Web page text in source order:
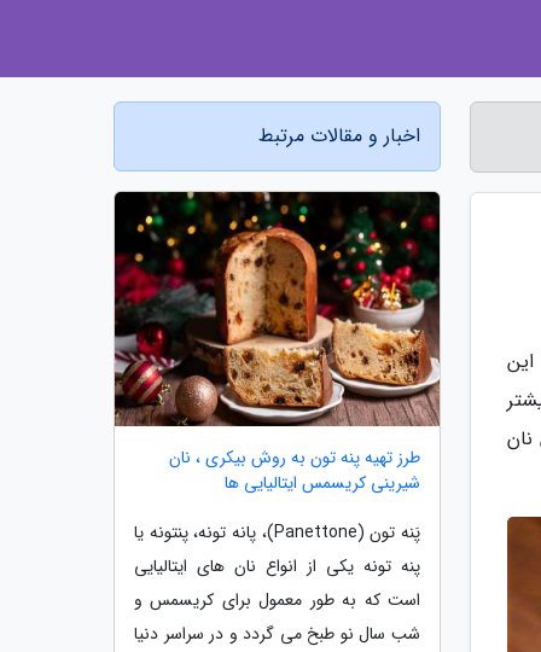
اخبار و مقالات مرتبط
طرز تهیه پنه تون به روش بیکری ، نان
شیرینی کریسمس ایتالیایی ها
پَنه تون (Panettone)، پانه تونه، پنتونه یا
پنه تونه یکی از انواع نان های ایتالیایی
است که به طور معمول برای کریسمس و
شب سال نو طبخ می گردد و در سراسر دنیا